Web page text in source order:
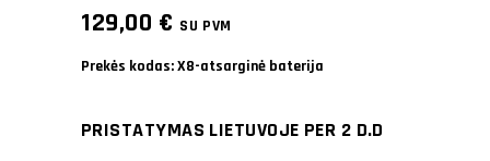
129,00 € SU PVM
Prekės kodas:X8-atsarginė baterija
PRISTATYMAS LIETUVOJE PER 2 D.D